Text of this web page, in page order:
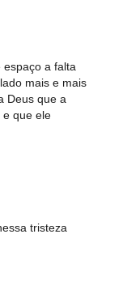
a falta
mais e mais
Deus que a
e que ele
tristeza